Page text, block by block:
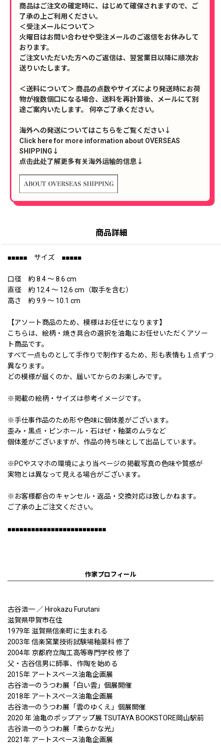
商品はご注文の確定時に、はじめて確保されますので、ご
了承の上ご利用ください。
＜受注メールについて＞
火曜日はお問い合わせや受注メールのご返信をお休みして
おります。
ご注文いただいた方へのご返信は、翌営業日以降に順次お
送りいたします。
＜送料について＞ 商品の点数やサイズにより発送時にお荷
物が複数個口になる場合、送料を再計算後、メールにて別
途ご案内いたします。 何卒ご了承ください。
海外への発送についてはこちらをご覧ください↓
Click here for more information about OVERSEAS
SHIPPING↓
点击此处了解更多有关海外运输的信息↓
商品詳細
■■■■■ サイズ ■■■■■
口径 約 8.4 〜 8.6 cm
直径 約 12.4 〜 12.6 cm（取手を含む）
高さ 約 9.9 〜 10.1 cm
【アソート商品のため、模様はお任せになります】
こちらは、絵柄・焼き具合の選択を油亀にお任せいただくアソー
ト商品です。
すべて一点ものとして手作りで制作するため、形も表情も１点ずつ
異なります。
どの模様が届くのか、届いてからのお楽しみです。
※掲載の絵柄・サイズは参考イメージです。
※手仕事作品のため形や色味に個体差がございます。
歪み・黒点・ピンホール・石はぜ・釉薬のムラなど
個体差がございますが、作品の持ち味として出品しています。
※PCやスマホの環境により当ページの掲載写真の色味や質感が
実物とは異なって見える場合がございます。
※お客様都合のキャンセル・返品・交換対応は致しかねます。
ご了承の上ご注文ください。
■■■■■■■■■■■■■■■■■■■■■■■■■
作家プロフィール
古谷浩一 ／ Hirokazu Furutani
滋賀県甲賀市在住
1979年 滋賀県信楽町に生まれる
2003年 信楽窯業技術試験場釉薬科 修了
2004年 京都府立陶工高等専門学校 修了
父・古谷信男に師事、作陶を始める
2015年 アートスペース油亀企画展
古谷浩一のうつわ展「白い雲」個展開催
2018年 アートスペース油亀企画展
古谷浩一のうつわ展「雲のゆくえ」個展開催
2020 年 油亀のポップアップ展 TSUTAYA BOOKSTORE岡山駅前
古谷浩一のうつわ展「柔らかな光」
2021年 アートスペース油亀企画展